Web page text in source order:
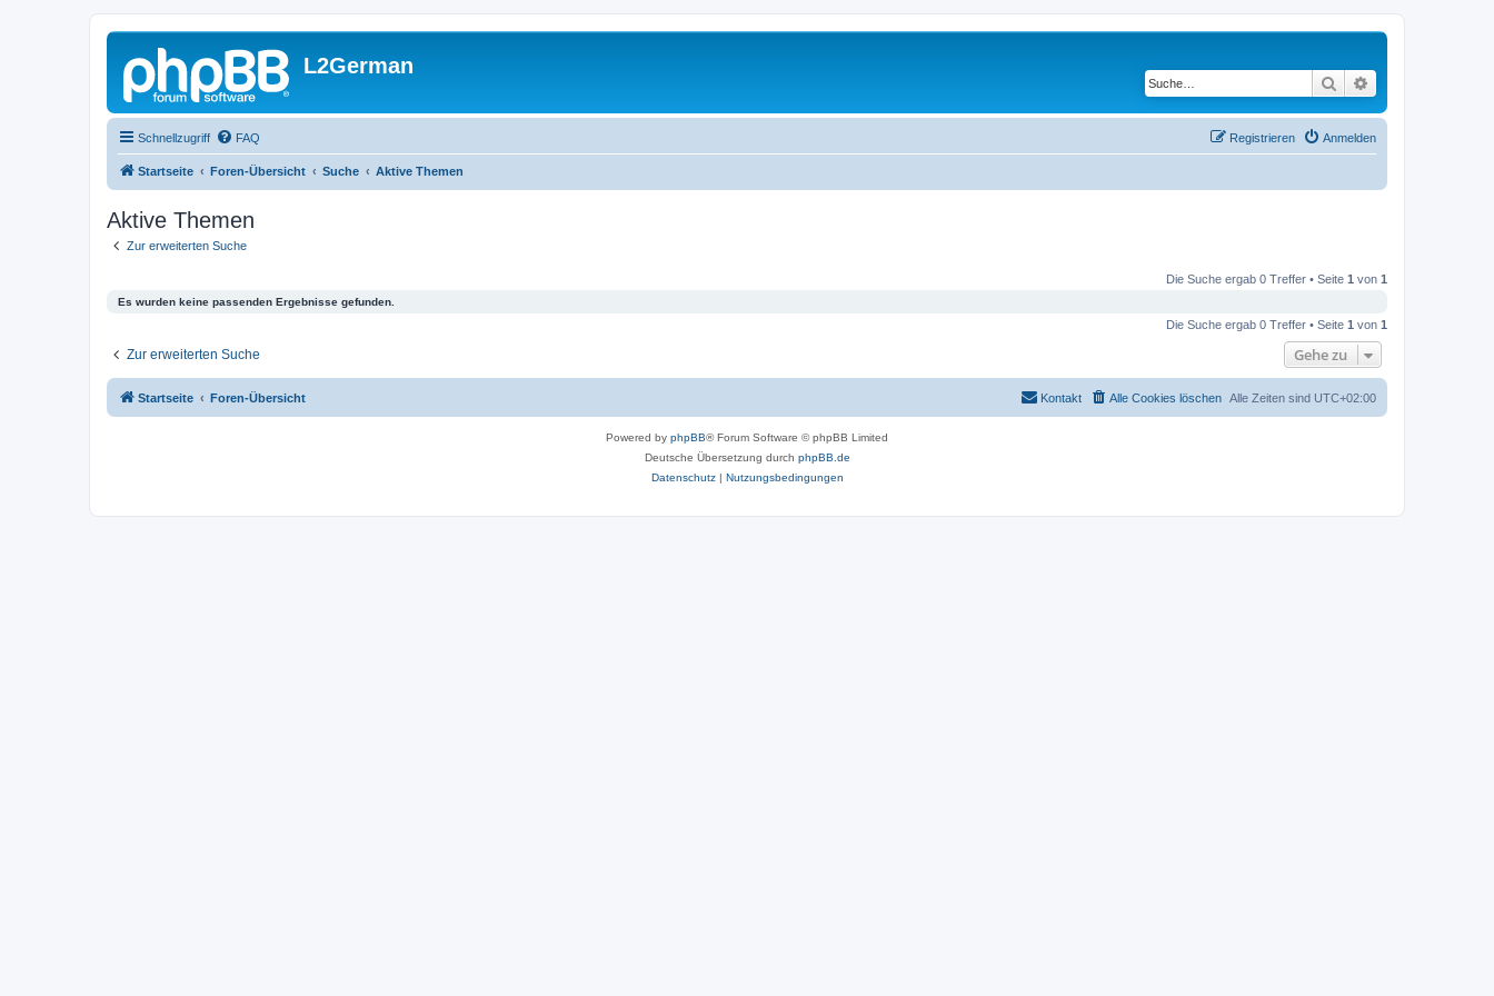
L2German
Suche
Schnellzugriff FAQ Anmelden
Registrieren
Startseite Foren-Übersicht Suche Aktive Themen
Aktive Themen
Zur erweiterten Suche
Die Suche ergab 0 Treffer • Seite 1 von 1
Es wurden keine passenden Ergebnisse gefunden.
Die Suche ergab 0 Treffer • Seite 1 von 1
Zur erweiterten Suche Gehe zu
Startseite Foren-Übersicht Alle Zeiten sind UTC+02:00
Alle Cookies löschen
Kontakt
Powered by phpBB® Forum Software © phpBB Limited
Deutsche Übersetzung durch phpBB.de
Datenschutz| Nutzungsbedingungen